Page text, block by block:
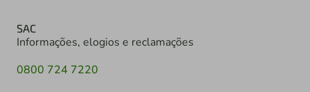
SAC
Informações, elogios e reclamações
0800 724 7220